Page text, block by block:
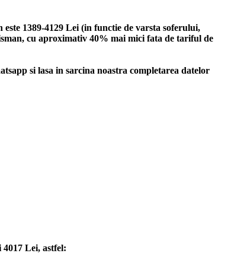
1389-4129 Lei (in functie de varsta soferului,
cu aproximativ 40% mai mici fata de tariful de
si lasa in sarcina noastra completarea datelor
Lei, astfel: